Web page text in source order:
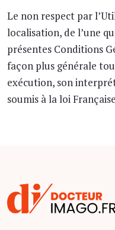
Le non respect par
localisation, de l’une
présentes Conditions
façon plus générale
exécution, son
soumis à la loi